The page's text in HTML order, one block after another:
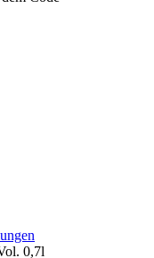
0,7l